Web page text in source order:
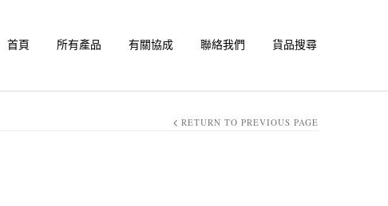
首頁 所有產品 有關協成 聯絡我們 貨品搜尋
RETURN TO PREVIOUS PAGE